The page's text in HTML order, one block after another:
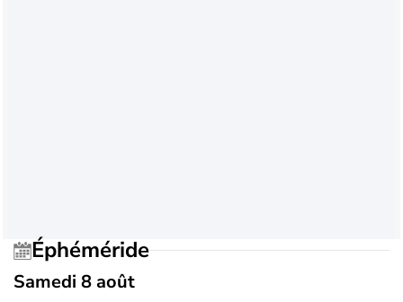
Éphéméride
Samedi 8 août